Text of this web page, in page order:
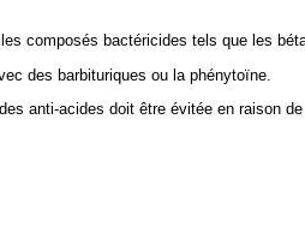
composés bactéricides tels que les
des barbituriques ou la phénytoïne.
anti-acides doit être évitée en raison